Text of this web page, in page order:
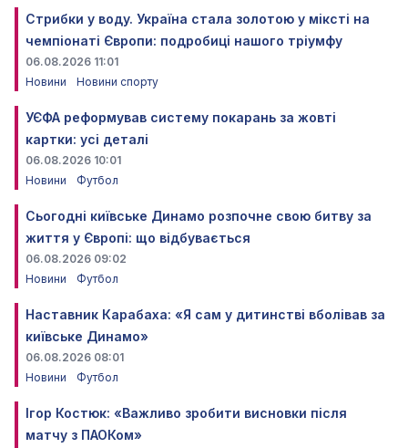
Стрибки у воду. Україна стала золотою у міксті на
чемпіонаті Європи: подробиці нашого тріумфу
06.08.2026 11:01
Новини
Новини спорту
УЄФА реформував систему покарань за жовті
картки: усі деталі
06.08.2026 10:01
Новини
Футбол
Сьогодні київське Динамо розпочне свою битву за
життя у Європі: що відбувається
06.08.2026 09:02
Новини
Футбол
Наставник Карабаха: «Я сам у дитинстві вболівав за
київське Динамо»
06.08.2026 08:01
Новини
Футбол
Ігор Костюк: «Важливо зробити висновки після
матчу з ПАОКом»